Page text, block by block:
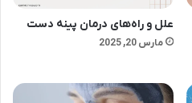
علل و راه‌های درمان پینه دست
مارس 20, 2025